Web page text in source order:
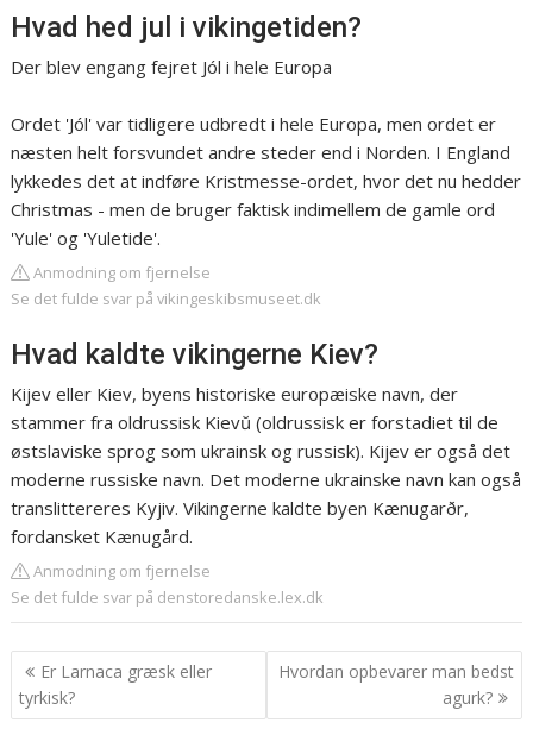
Hvad hed jul i vikingetiden?
Der blev engang fejret Jól i hele Europa
Ordet 'Jól' var tidligere udbredt i hele Europa, men ordet er
næsten helt forsvundet andre steder end i Norden. I England
lykkedes det at indføre Kristmesse-ordet, hvor det nu hedder
Christmas - men de bruger faktisk indimellem de gamle ord
'Yule' og 'Yuletide'.
Anmodning om fjernelse
Se det fulde svar på vikingeskibsmuseet.dk
Hvad kaldte vikingerne Kiev?
Kijev eller Kiev, byens historiske europæiske navn, der
stammer fra oldrussisk Kievŭ (oldrussisk er forstadiet til de
østslaviske sprog som ukrainsk og russisk). Kijev er også det
moderne russiske navn. Det moderne ukrainske navn kan også
translittereres Kyjiv. Vikingerne kaldte byen Kænugarðr,
fordansket Kænugård.
Anmodning om fjernelse
Se det fulde svar på denstoredanske.lex.dk
Indlægsnavigation
Er Larnaca græsk eller
tyrkisk?
Hvordan opbevarer man bedst
agurk?